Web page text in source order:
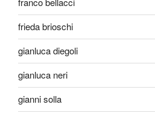
frieda brioschi
gianluca diegoli
gianluca neri
gianni solla